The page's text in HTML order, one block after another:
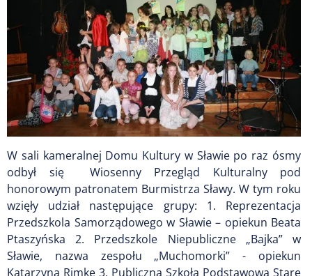
W sali kameralnej Domu Kultury w Sławie po raz ósmy
odbył się Wiosenny Przegląd Kulturalny pod
honorowym patronatem Burmistrza Sławy. W tym roku
wzięły udział następujące grupy: 1. Reprezentacja
Przedszkola Samorządowego w Sławie – opiekun Beata
Ptaszyńska 2. Przedszkole Niepubliczne „Bajka” w
Sławie, nazwa zespołu „Muchomorki” - opiekun
Katarzyna Rimke 3. Publiczna Szkoła Podstawowa Stare